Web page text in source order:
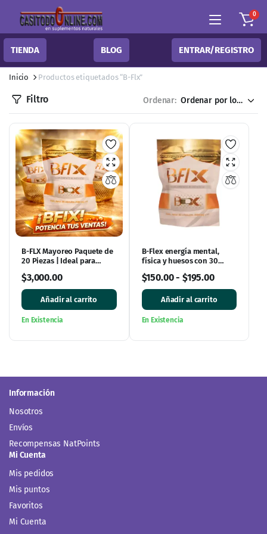
0
TIENDA BLOG ENTRAR/REGISTRO
Inicio Productos etiquetados “B-Flx”
Filtro Ordenar:
B-FLX Mayoreo Paquete de
20 Piezas | Ideal para
$3,000.00
Añadir al carrito
En Existencia
B-Flex energía mental,
física y huesos con 30
$150.00- $195.00
Añadir al carrito
En Existencia
Información
Nosotros
Envíos
Recompensas NatPoints
Mi Cuenta
Mis pedidos
Mis puntos
Favoritos
Mi Cuenta